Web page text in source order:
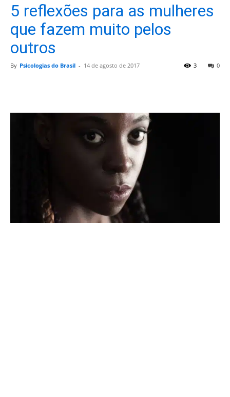
5 reflexões para as mulheres
que fazem muito pelos
outros
By Psicologias do Brasil - 14 de agosto de 2017 0
3